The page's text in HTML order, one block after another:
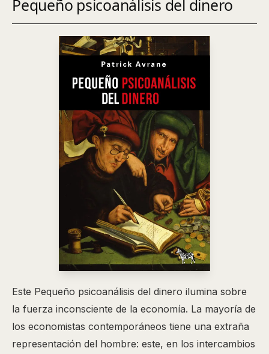
Pequeño psicoanálisis del dinero
Este Pequeño psicoanálisis del dinero ilumina sobre
la fuerza inconsciente de la economía. La mayoría de
los economistas contemporáneos tiene una extraña
representación del hombre: este, en los intercambios